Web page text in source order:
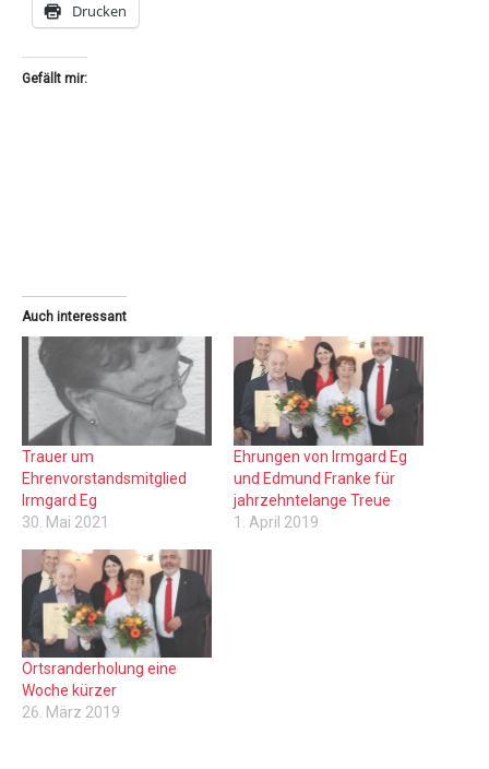
Drucken
Gefällt mir:
Auch interessant
Trauer um
Ehrenvorstandsmitglied
Irmgard Eg
30. Mai 2021
Ehrungen von Irmgard Eg
und Edmund Franke für
jahrzehntelange Treue
1. April 2019
Ortsranderholung eine
Woche kürzer
26. März 2019